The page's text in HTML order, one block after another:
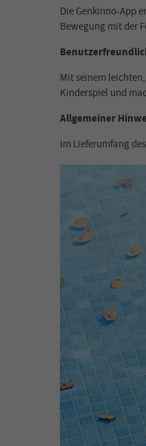
Die Genkinno-App
Bewegung mit der
Mit seinem
Kinderspiel und
Allgemeiner
Im Lieferumfang